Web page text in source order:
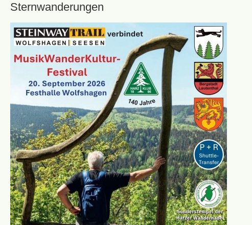
Sternwanderungen